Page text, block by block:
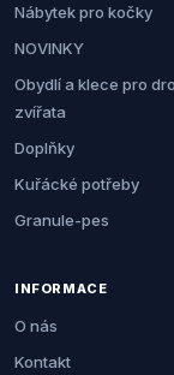
Nábytek pro kočky
NOVINKY
Obydlí a klece pro
zvířata
Doplňky
Kuřácké potřeby
Granule-pes
INFORMACE
O nás
Kontakt